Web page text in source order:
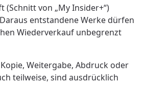
(Schnitt von „My Insider+“)
entstandene Werke dürfen
Wiederverkauf unbegrenzt
Weitergabe, Abdruck oder
teilweise, sind ausdrücklich